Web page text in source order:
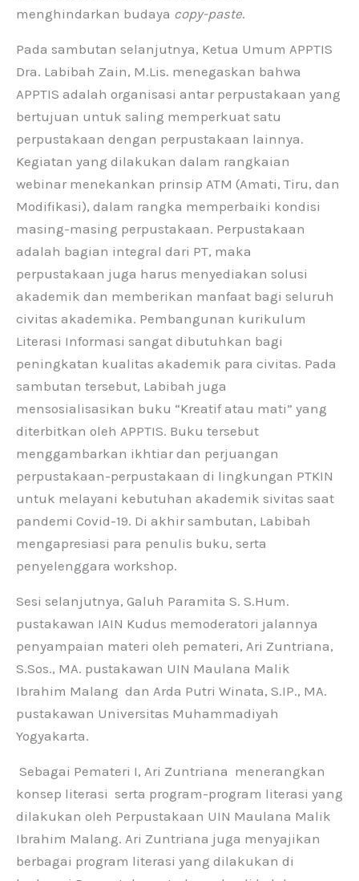
menghindarkan budaya copy-paste.
Pada sambutan selanjutnya, Ketua Umum APPTIS
Dra. Labibah Zain, M.Lis. menegaskan bahwa
APPTIS adalah organisasi antar perpustakaan yang
bertujuan untuk saling memperkuat satu
perpustakaan dengan perpustakaan lainnya.
Kegiatan yang dilakukan dalam rangkaian
webinar menekankan prinsip ATM (Amati, Tiru, dan
Modifikasi), dalam rangka memperbaiki kondisi
masing-masing perpustakaan. Perpustakaan
adalah bagian integral dari PT, maka
perpustakaan juga harus menyediakan solusi
akademik dan memberikan manfaat bagi seluruh
civitas akademika. Pembangunan kurikulum
Literasi Informasi sangat dibutuhkan bagi
peningkatan kualitas akademik para civitas. Pada
sambutan tersebut, Labibah juga
mensosialisasikan buku “Kreatif atau mati” yang
diterbitkan oleh APPTIS. Buku tersebut
menggambarkan ikhtiar dan perjuangan
perpustakaan-perpustakaan di lingkungan PTKIN
untuk melayani kebutuhan akademik sivitas saat
pandemi Covid-19. Di akhir sambutan, Labibah
mengapresiasi para penulis buku, serta
penyelenggara workshop.
Sesi selanjutnya, Galuh Paramita S. S.Hum.
pustakawan IAIN Kudus memoderatori jalannya
penyampaian materi oleh pemateri, Ari Zuntriana,
S.Sos., MA. pustakawan UIN Maulana Malik
Ibrahim Malang dan Arda Putri Winata, S.IP., MA.
pustakawan Universitas Muhammadiyah
Yogyakarta.
Sebagai Pemateri I, Ari Zuntriana menerangkan
konsep literasi serta program-program literasi yang
dilakukan oleh Perpustakaan UIN Maulana Malik
Ibrahim Malang. Ari Zuntriana juga menyajikan
berbagai program literasi yang dilakukan di